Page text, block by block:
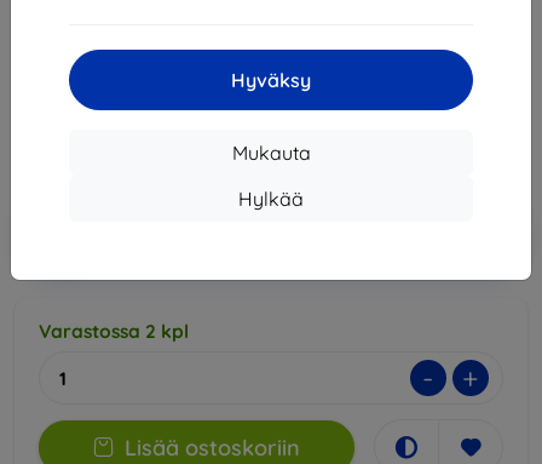
Hyväksy
Mukauta
Hylkää
14,90 €
13,42 €
Varastossa 2 kpl
- +
Lisää ostoskoriin